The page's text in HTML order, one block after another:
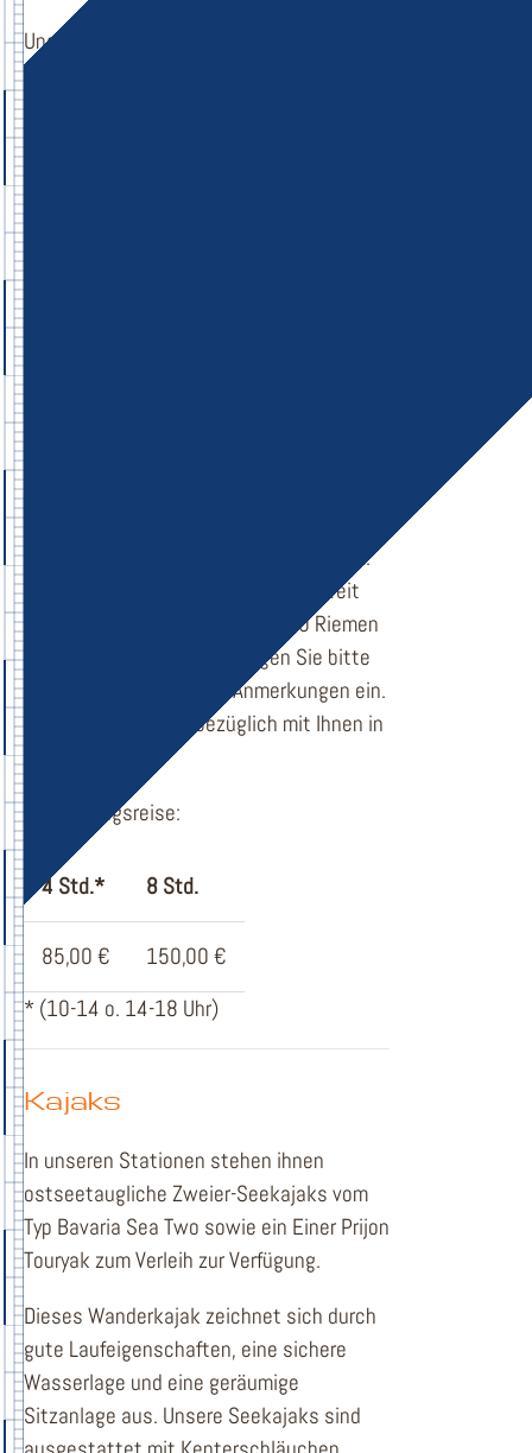
Unser Kutter MK Kutter Daddeldu steht
auch für kleinere Gruppen gut händelbar.
Der Kutter ist 9,45 m lang, 2,54 m breit
und kann bei Flaute sogar mit 10 Riemen
vorangetrieben werden. Tragen Sie bitte
Ihren Wunschtermin bei Anmerkungen ein.
Wir setzen uns diesbezüglich mit Ihnen in
Vermietungsreise:
4 Std.* 8 Std.
85,00 €
150,00 €
* (10-14 o. 14-18 Uhr)
Kajaks
In unseren Stationen stehen ihnen
ostseetaugliche Zweier-Seekajaks vom
Typ Bavaria Sea Two sowie ein Einer Prijon
Touryak zum Verleih zur Verfügung.
Dieses Wanderkajak zeichnet sich durch
gute Laufeigenschaften, eine sichere
Wasserlage und eine geräumige
Sitzanlage aus. Unsere Seekajaks sind